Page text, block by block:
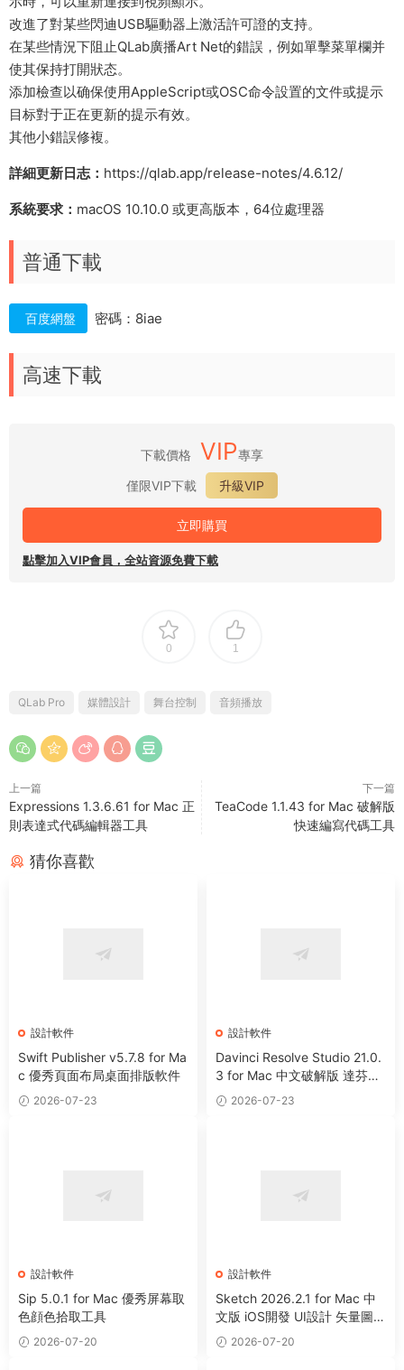
改進了對某些閃迪USB驅動器上激活許可證的支持。
在某些情況下阻止QLab廣播Art Net的錯誤，例如單擊菜單欄并
使其保持打開狀态。
添加檢查以确保使用AppleScript或OSC命令設置的文件或提示
目标對于正在更新的提示有效。
其他小錯誤修複。
詳細更新日志： https://qlab.app/release-notes/4.6.12/
系統要求： macOS 10.10.0 或更高版本，64位處理器
普通下載
百度網盤 密碼：8iae
高速下載
下載價格 VIP專享
僅限VIP下載
升級VIP
立即購買
點擊加入VIP會員，全站資源免費下載
0 1
QLab Pro 媒體設計 舞台控制 音頻播放
上一篇
Expressions 1.3.6.61 for Mac 正
則表達式代碼編輯器工具
下一篇
TeaCode 1.1.43 for Mac 破解版
快速編寫代碼工具
猜你喜歡
設計軟件
Swift Publisher v5.7.8 for Ma
c 優秀頁面布局桌面排版軟件
2026-07-23
設計軟件
Davinci Resolve Studio 21.0.
3 for Mac 中文破解版 達芬奇
電影編輯調色軟件
2026-07-23
設計軟件
Sip 5.0.1 for Mac 優秀屏幕取
色顔色拾取工具
2026-07-20
設計軟件
Sketch 2026.2.1 for Mac 中
文版 iOS開發 UI設計 矢量圖形
繪制軟件
2026-07-20